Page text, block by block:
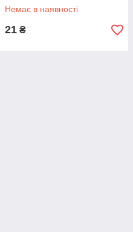
Немає в наявності
21 ₴